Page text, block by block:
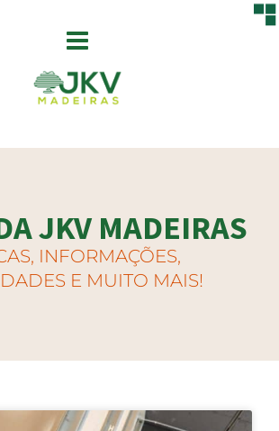
JKV MADEIRAS
INFORMAÇÕES,
E MUITO MAIS!